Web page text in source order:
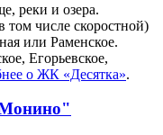
реки и озера.
том числе скоростной)
или Раменское.
Егорьевское,
о ЖК «Десятка».